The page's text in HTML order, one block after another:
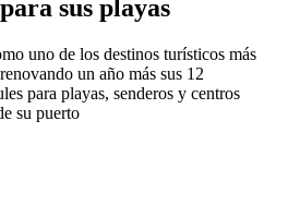
sus playas
uno de los destinos turísticos más
un año más sus 12
para playas, senderos y centros
su puerto